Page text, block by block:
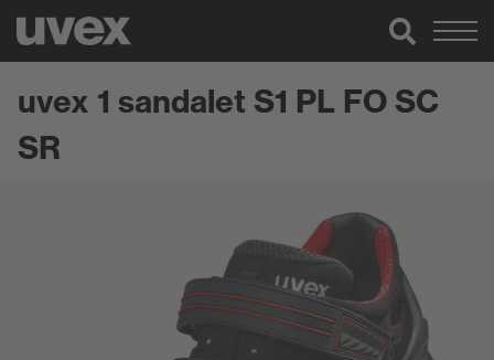
uvex 1 sandalet S1 PL FO SC
SR